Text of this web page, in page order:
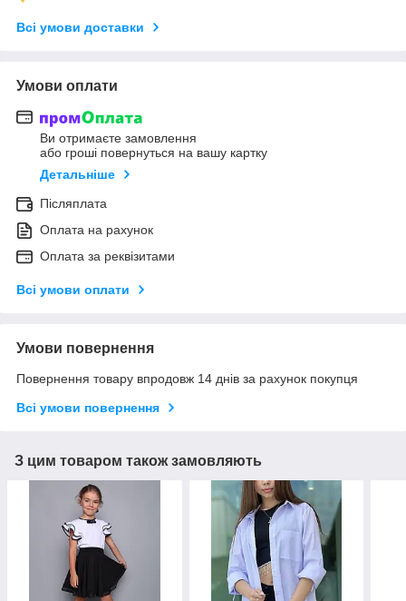
Всі умови доставки
Умови оплати
Ви отримаєте замовлення
або гроші повернуться на вашу картку
Детальніше
Післяплата
Оплата на рахунок
Оплата за реквізитами
Всі умови оплати
Умови повернення
Повернення товару впродовж 14 днів за рахунок покупця
Всі умови повернення
З цим товаром також замовляють